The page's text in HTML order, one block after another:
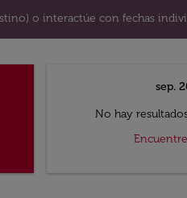
o interactúe con fechas
sep.
No hay